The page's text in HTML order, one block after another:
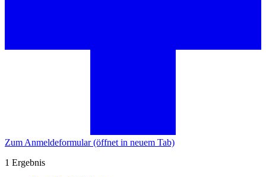
Zum Anmeldeformular(öffnet in neuem Tab)
1 Ergebnis